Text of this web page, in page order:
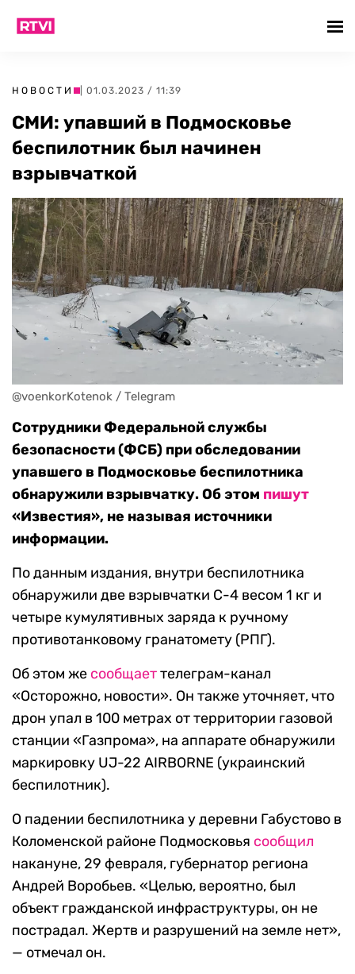
НОВОСТИ | 01.03.2023 / 11:39
СМИ: упавший в Подмосковье
беспилотник был начинен
взрывчаткой
@voenkorKotenok / Telegram
Сотрудники Федеральной службы
безопасности (ФСБ) при обследовании
упавшего в Подмосковье беспилотника
обнаружили взрывчатку. Об этом пишут
«Известия», не называя источники
информации.
По данным издания, внутри беспилотника
обнаружили две взрывчатки С-4 весом 1 кг и
четыре кумулятивных заряда к ручному
противотанковому гранатомету (РПГ).
Об этом же сообщаеттелеграм-канал
«Осторожно, новости». Он также уточняет, что
дрон упал в 100 метрах от территории газовой
станции «Газпрома», на аппарате обнаружили
маркировку UJ-22 AIRBORNE (украинский
беспилотник).
О падении беспилотника у деревни Габустово в
Коломенской районе Подмосковья сообщил
накануне, 29 февраля, губернатор региона
Андрей Воробьев. «Целью, вероятно, был
объект гражданской инфраструктуры, он не
пострадал. Жертв и разрушений на земле нет»,
— отмечал он.